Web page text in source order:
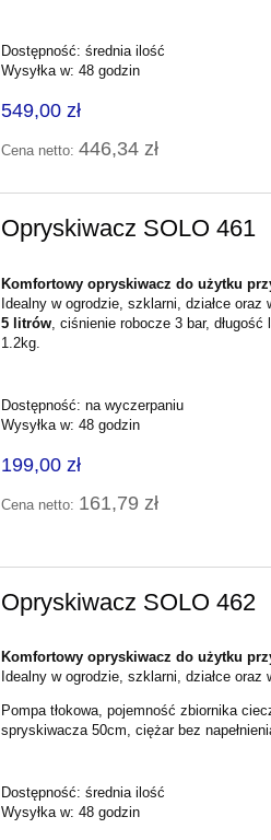
Dostępność: średnia ilość
Wysyłka w: 48 godzin
549,00 zł
Cena netto: 446,34 zł
Opryskiwacz SOLO 461
Komfortowy opryskiwacz do użytku
Idealny w ogrodzie, szklarni, działce
5 litrów, ciśnienie robocze 3 bar,
1.2kg.
Dostępność: na wyczerpaniu
Wysyłka w: 48 godzin
199,00 zł
Cena netto: 161,79 zł
Opryskiwacz SOLO 462
Komfortowy opryskiwacz do użytku
Idealny w ogrodzie, szklarni, działce oraz
Pompa tłokowa, pojemność zbiornika
spryskiwacza 50cm, ciężar bez
Dostępność: średnia ilość
Wysyłka w: 48 godzin